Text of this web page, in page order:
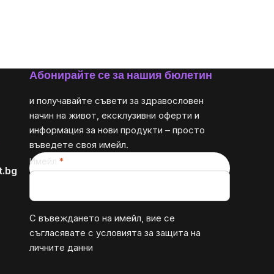
Абонирайте се за нашия бюлетин
и получавайте съвети за здравословен
начин на живот, ексклузивни оферти и
информация за нови продукти – просто
въведете своя имейл.
Имейл
С въвеждането на имейл, вие се
съгласявате с условията за защита на
личните данни